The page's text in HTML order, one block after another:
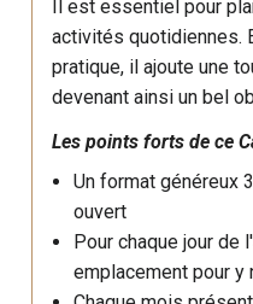
Il est essentiel pour
activités quotidiennes.
pratique, il ajoute une
devenant ainsi un bel
Les points forts de ce
Un format généreux
ouvert
Pour chaque jour de
emplacement pour